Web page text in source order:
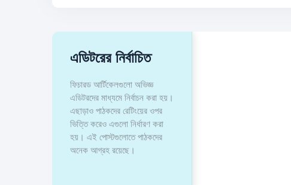
এডিটরের নির্বাচিত
ফিচারড আর্টিকেলগুলো অভিজ্ঞ
এডিটরদের মাধ্যমে নির্বাচন করা হয়।
এছাড়াও পাঠকদের রেটিংয়ের ওপর
ভিত্তি করেও এগুলো নির্ধারণ করা
হয়। এই পোস্টগুলোতে পাঠকদের
অনেক আগ্রহ রয়েছে।